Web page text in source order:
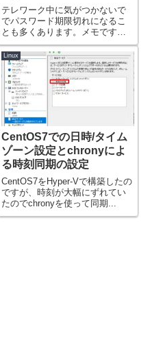
テレワーク中に気がつかないで
でパスワード期限切れになるこ
とも多くあります。メモです。
ActiveDi...
Linux
CentOS7での日時/タイム
ゾーン設定とchronyによ
る時刻同期の設定
CentOS7をHyper-Vで構築したの
ですが、時刻が大幅にずれてい
たのでchronyを使って同期...